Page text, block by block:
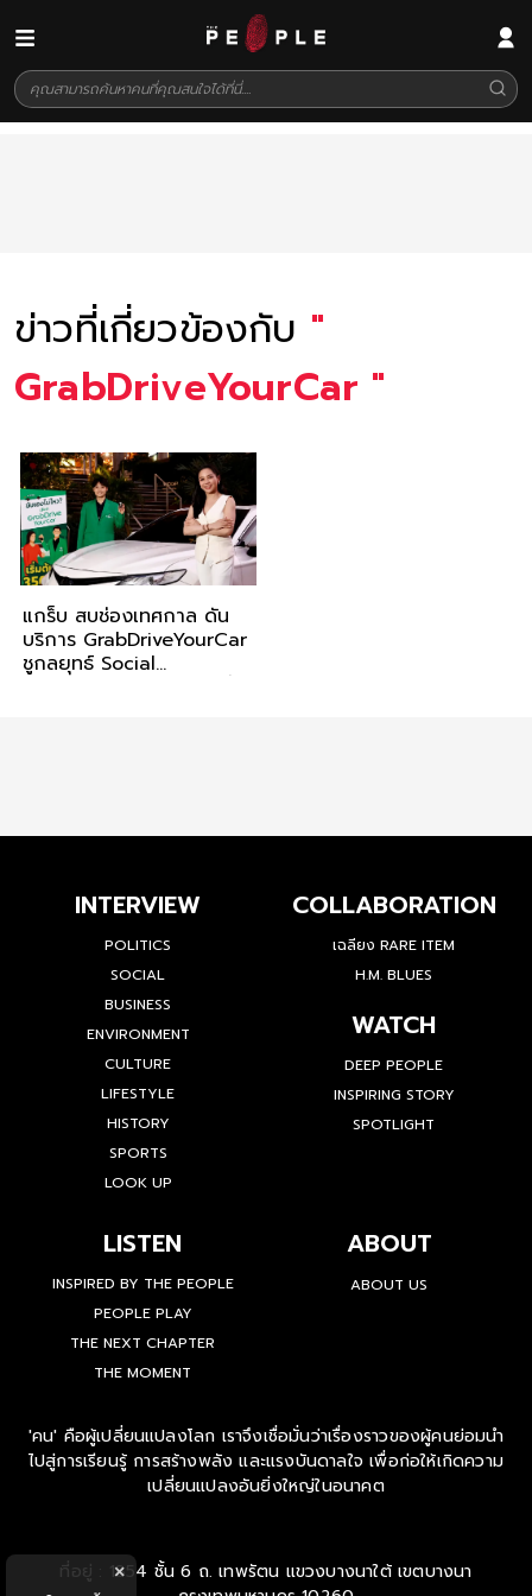
ข่าวที่เกี่ยวข้องกับ "
GrabDriveYourCar "
แกร็บ สบช่องเทศกาล ดัน
บริการ GrabDriveYourCar
ชูกลยุทธ์ Social
INTERVIEW
POLITICS
SOCIAL
BUSINESS
ENVIRONMENT
CULTURE
LIFESTYLE
HISTORY
SPORTS
LOOK UP
COLLABORATION
เฉลียง RARE ITEM
H.M. BLUES
WATCH
DEEP PEOPLE
INSPIRING STORY
SPOTLIGHT
LISTEN
INSPIRED BY THE PEOPLE
PEOPLE PLAY
THE NEXT CHAPTER
THE MOMENT
ABOUT
ABOUT US
'คน' คือผู้เปลี่ยนแปลงโลก เราจึงเชื่อมั่นว่าเรื่องราวของผู้คนย่อมนำ
ไปสู่การเรียนรู้ การสร้างพลัง และแรงบันดาลใจ เพื่อก่อให้เกิดความ
เปลี่ยนแปลงอันยิ่งใหญ่ในอนาคต
ที่อยู่ : 1854 ชั้น 6 ถ. เทพรัตน แขวงบางนาใต้ เขตบางนา
×